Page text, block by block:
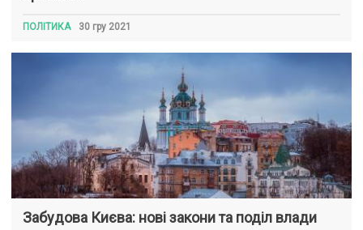
ПОЛІТИКА 30 гру 2021
Забудова Києва: нові закони та поділ влади